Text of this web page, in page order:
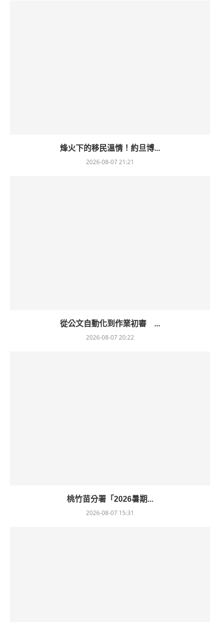
烽火下的移民溫情！約旦博...
2026-08-07 21:21
從公文自動化到作業初審 ...
2026-08-07 20:22
桃竹苗分署「2026暑期...
2026-08-07 15:31